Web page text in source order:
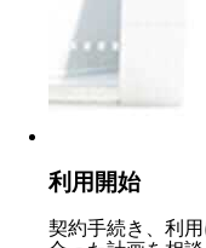
利用開始
契約手続き、利